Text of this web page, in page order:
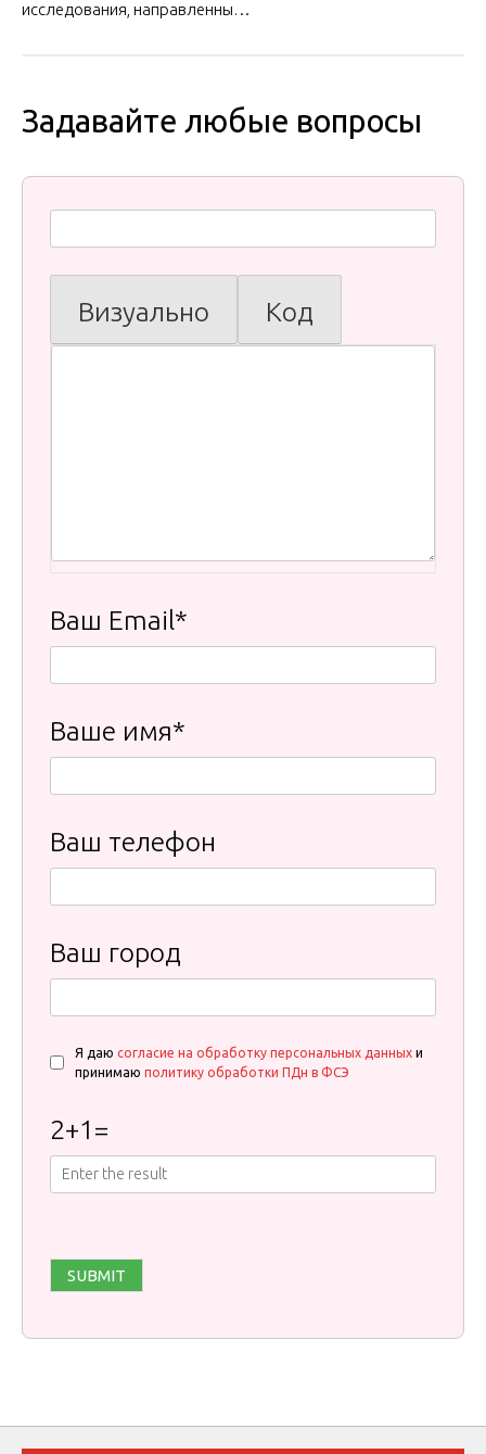
исследования, направленны…
Задавайте любые вопросы
Визуально Код
Ваш Email*
Ваше имя*
Ваш телефон
Ваш город
Я даю согласие на обработку персональных данных и
принимаю политику обработки ПДн в ФСЭ
2+1 =